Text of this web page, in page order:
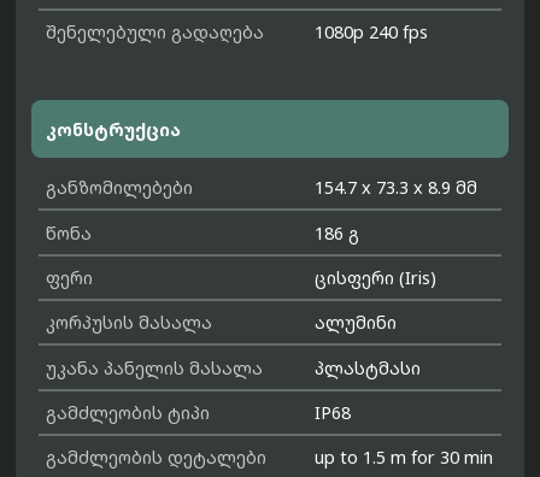
შენელებული გადაღება
1080p 240 fps
კონსტრუქცია
განზომილებები
154.7 x 73.3 x 8.9 მმ
წონა
186 გ
ფერი
ცისფერი (Iris)
კორპუსის მასალა
ალუმინი
უკანა პანელის მასალა
პლასტმასი
გამძლეობის ტიპი
IP68
გამძლეობის დეტალები
up to 1.5 m for 30 min